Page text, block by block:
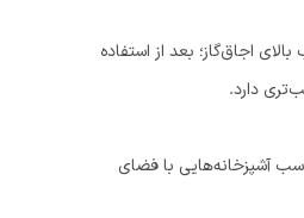
اجاق‌گاز؛ بعد از استفاده
دارد.
آشپزخانه‌هایی با فضای